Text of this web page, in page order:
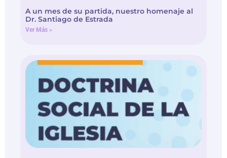
A un mes de su partida, nuestro homenaje al
Dr. Santiago de Estrada
Ver Más »